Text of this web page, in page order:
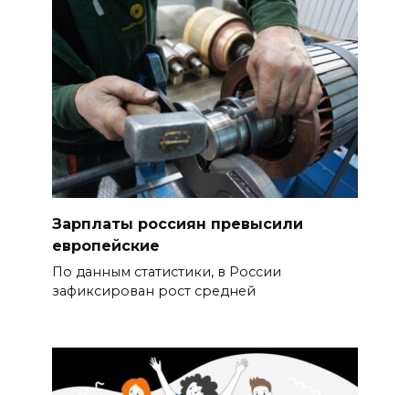
Зарплаты россиян превысили
европейские
По данным статистики, в России
зафиксирован рост средней